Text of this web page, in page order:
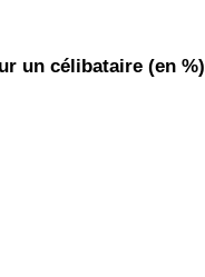
un célibataire (en %)